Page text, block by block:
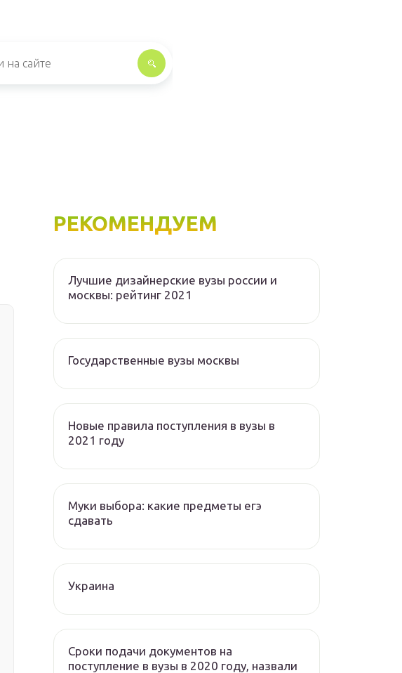
РЕКОМЕНДУЕМ
Лучшие дизайнерские вузы россии и
москвы: рейтинг 2021
Государственные вузы москвы
Новые правила поступления в вузы в
2021 году
Муки выбора: какие предметы егэ
сдавать
Украина
Сроки подачи документов на
поступление в вузы в 2020 году, назвали